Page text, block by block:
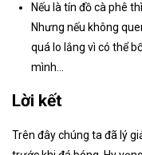
Nếu là tín đồ cà phê
Nhưng nếu không
quá lo lắng vì có thể
mình…
Lời kết
Trên đây chúng ta đã lý